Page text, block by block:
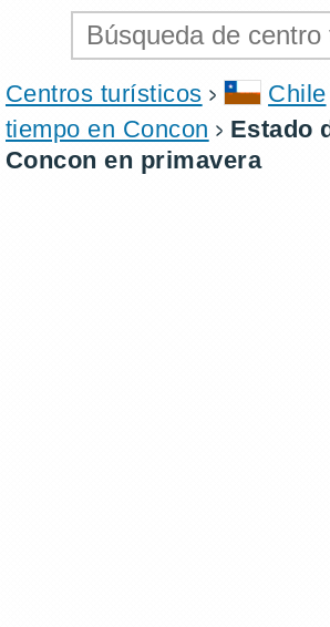
Centros turísticos Chile
tiempo en Concon
Estado
Concon en primavera